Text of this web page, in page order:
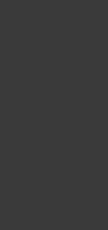
كـ
المباشر
منها.